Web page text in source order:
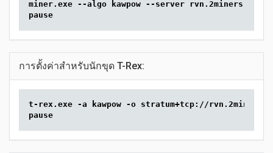
miner.exe --algo kawpow --server rvn.2miners.com:6060
pause
การตั้งค่าสำหรับนักขุด T-Rex:
t-rex.exe -a kawpow -o stratum+tcp://
pause